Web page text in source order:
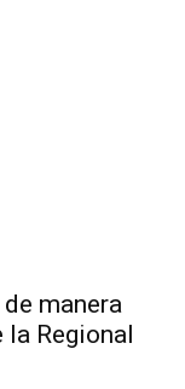
manera
Regional